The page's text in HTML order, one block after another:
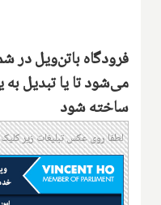
فرودگاه باتن‌ویل در
می‌شود تا یا تبدیل
ساخته شود
لطفا روی عکس تبلیغات زیر